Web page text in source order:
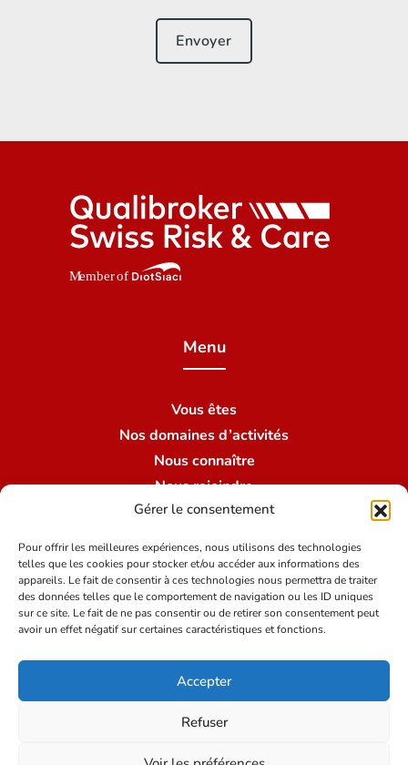
Gérer le consentement
Pour offrir les meilleures expériences, nous utilisons des technologies
telles que les cookies pour stocker et/ou accéder aux informations des
appareils. Le fait de consentir à ces technologies nous permettra de traiter
des données telles que le comportement de navigation ou les ID uniques
sur ce site. Le fait de ne pas consentir ou de retirer son consentement peut
avoir un effet négatif sur certaines caractéristiques et fonctions.
Accepter
Refuser
Menu
Vous êtes
Nos domaines d’activités
Nous connaître
Nous rejoindre
Nous contacter
Conditions du site
Mentions légales
Politique de protection des données
Crédits